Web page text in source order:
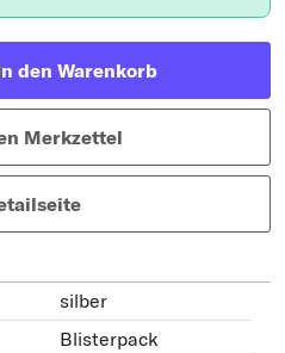
den Warenkorb
Merkzettel
silber
Blisterpack